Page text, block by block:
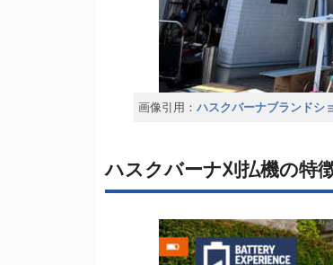
画像引用： ハスクバーナブランドシ
ハスクバーナ刈払機の特